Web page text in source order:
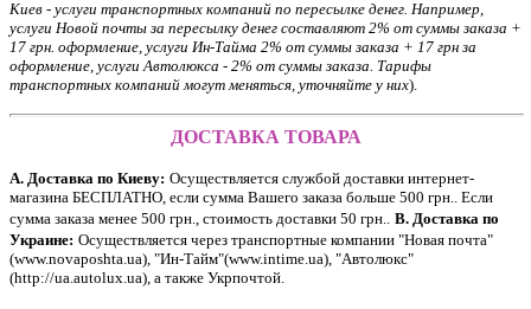
Киев - услуги транспортных компаний по пересылке денег. Например,
услуги Новой почты за пересылку денег составляют 2% от суммы заказа +
17 грн. оформление, услуги Ин-Тайма 2% от суммы заказа + 17 грн за
оформление, услуги Автолюкса - 2% от суммы заказа. Тарифы
транспортных компаний могут меняться, уточняйте у них).
ДОСТАВКА ТОВАРА
А. Доставка по Киеву: Осуществляется службой доставки интернет-
магазина БЕСПЛАТНО, если сумма Вашего заказа больше 500 грн.. Если
сумма заказа менее 500 грн., стоимость доставки 50 грн..
В. Доставка по
Украине: Осуществляется через транспортные компании "Новая почта"
(www.novaposhta.ua), "Ин-Тайм"(www.intime.ua), "Автолюкс"
(http://ua.autolux.ua), а также Укрпочтой.